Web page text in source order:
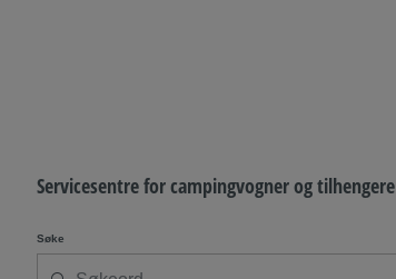
Servicesentre for campingvogner og tilhengere
Søke